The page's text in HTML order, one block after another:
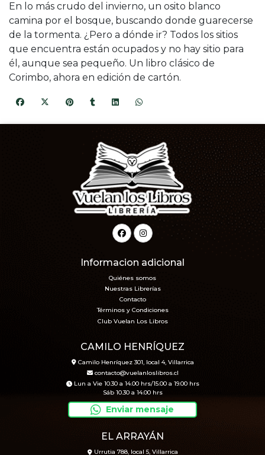
En lo más crudo del invierno, un osito blanco
camina por el bosque, buscando donde guarecerse
de la tormenta. ¿Pero a dónde ir? Todos los sitios
que encuentra están ocupados y no hay sitio para
él, aunque sea pequeño. Un libro clásico de
Corimbo, ahora en edición de cartón.
Informacion adicional
Quiénes somos
Nuestras Librerías
Contacto
Términos y Condiciones
Club Vuelan Los Libros
CAMILO HENRÍQUEZ
Camilo Henríquez 301, local 4, Villarrica
contacto@vuelanloslibros.cl
Lun a Vie 10.30 a 14.00 hrs/15.00 a 19.00 hrs
Sáb 10.30 a 14.00 hrs
Enviar mensaje
EL ARRAYÁN
Urrutia 788, local 5, Villarrica